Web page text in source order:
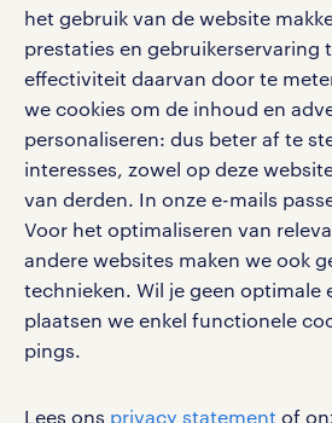
het gebruik van de website
prestaties en gebruikerservaring
effectiviteit daarvan door te
we cookies om de inhoud en
personaliseren: dus beter af te
interesses, zowel op deze
van derden. In onze e-mails
Voor het optimaliseren van
andere websites maken we ook
technieken. Wil je geen optimale
plaatsen we enkel functionele
pings.
Lees ons privacy statement of
social media
Volg ons voor de leukste
vacatures, solliciteren en
werken bij randstad
gebruikersvoorwaarden
privacystatement
cookies